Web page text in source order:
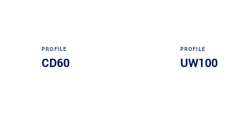
PROFILE
CD60
PROFILE
UW100